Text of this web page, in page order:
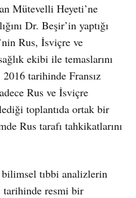
Mütevelli Heyeti’ne
Dr. Beşir’in yaptığı
Rus, İsviçre ve
ekibi ile temaslarını
tarihinde Fransız
Rus ve İsviçre
toplantıda ortak bir
Rus tarafı tahkikatlarını
tıbbi analizlerin
tarihinde resmi bir